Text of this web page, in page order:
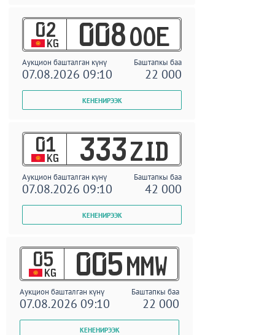
02
KG 008 OOE
Аукцион башталган күнү Баштапкы баа
07.08.2026 09:10 22 000
01
KG 333 ZID
Аукцион башталган күнү Баштапкы баа
07.08.2026 09:10 42 000
05
KG 005 MMW
Аукцион башталган күнү Баштапкы баа
07.08.2026 09:10 22 000